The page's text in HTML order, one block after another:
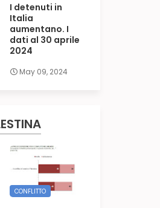
I detenuti in
Italia
aumentano. I
dati al 30 aprile
2024
May 09, 2024
CONFLITTO